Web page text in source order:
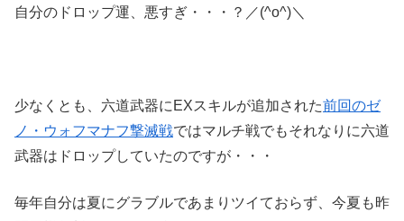
自分のドロップ運、悪すぎ・・・？／(^o^)＼
少なくとも、六道武器にEXスキルが追加された前回のゼ
ノ・ウォフマナフ撃滅戦ではマルチ戦でもそれなりに六道
武器はドロップしていたのですが・・・
毎年自分は夏にグラブルであまりツイておらず、今夏も昨